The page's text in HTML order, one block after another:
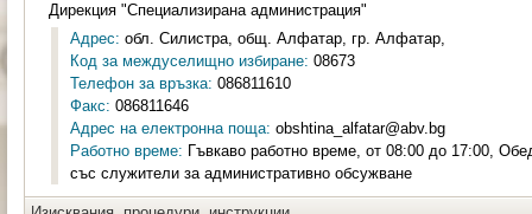
Дирекция "Специализирана администрация"
Адрес: обл. Силистра, общ. Алфатар, гр. Алфатар,
Код за междуселищно избиране: 08673
Телефон за връзка: 086811610
Факс: 086811646
Адрес на електронна поща: obshtina_alfatar@abv.bg
Работно време: Гъвкаво работно време, от 08:00 до 17:00,
със служители за административно обсужване